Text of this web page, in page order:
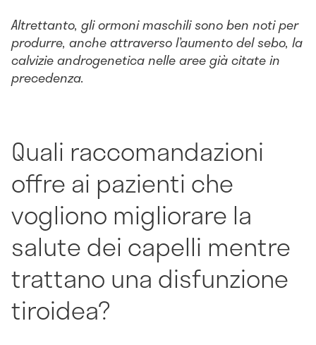
Altrettanto, gli ormoni maschili sono ben noti per
produrre, anche attraverso l’aumento del sebo, la
calvizie androgenetica nelle aree già citate in
precedenza.
Quali raccomandazioni
offre ai pazienti che
vogliono migliorare la
salute dei capelli mentre
trattano una disfunzione
tiroidea?